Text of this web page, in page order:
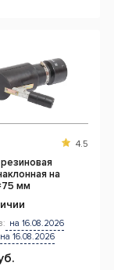
4.5
на
мм
на 16.08.2026
на 16.08.2026